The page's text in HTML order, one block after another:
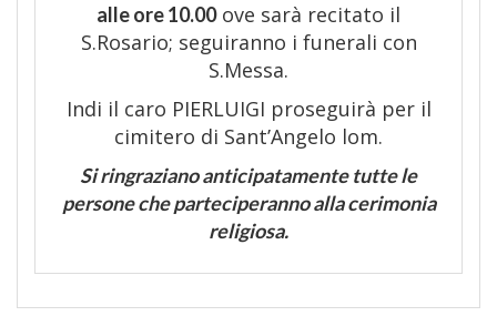
alle ore 10.00ove sarà recitato il
S.Rosario; seguiranno i funerali con
S.Messa.
Indi il caro PIERLUIGI proseguirà per il
cimitero di Sant’Angelo lom.
Si ringraziano anticipatamente tutte le
persone che parteciperanno alla cerimonia
religiosa.